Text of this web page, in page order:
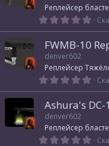
ё
з
Реплейсер
0
0
ё
з
FWMB-10
denver602
Реплейсер
0
0
ё
з
Ashura's
denver602
Реплейсер
0